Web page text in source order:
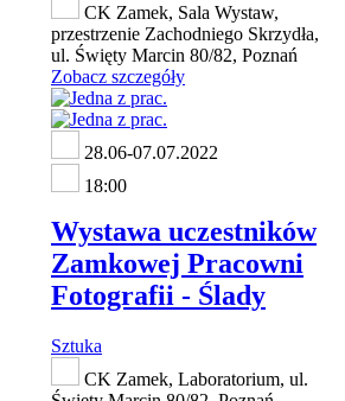
CK Zamek, Sala Wystaw,
przestrzenie Zachodniego Skrzydła,
ul. Święty Marcin 80/82, Poznań
Zobacz szczegóły
28.06-07.07.2022
18:00
Wystawa uczestników
Zamkowej Pracowni
Fotografii - Ślady
Sztuka
CK Zamek, Laboratorium, ul.